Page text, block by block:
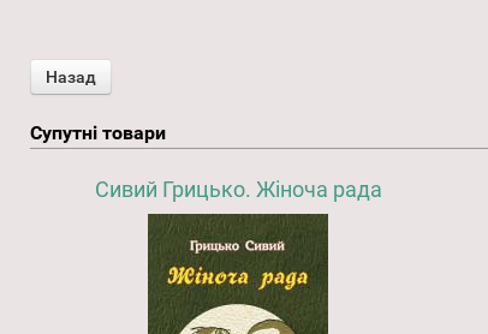
Супутні товари
Сивий Грицько. Жіноча рада